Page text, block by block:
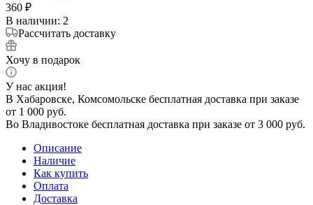
360 ₽
В наличии: 2
Рассчитать доставку
Хочу в подарок
У нас акция!
В Хабаровске, Комсомольске бесплатная доставка при заказе
от 1 000 руб.
Во Владивостоке бесплатная доставка при заказе от 3 000 руб.
Описание
Наличие
Как купить
Оплата
Доставка